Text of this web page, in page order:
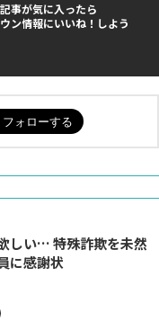
事が気に入ったら
ン情報にいいね！しよう
しい… 特殊詐欺を未然
に感謝状